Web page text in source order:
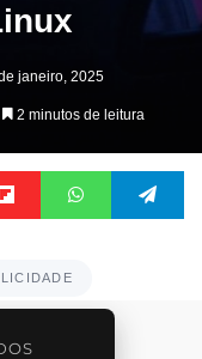
janeiro, 2025
2 minutos de leitura
Flipboard WhatsApp